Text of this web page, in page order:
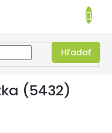
Hľadať
KOŠÍK
(5432)